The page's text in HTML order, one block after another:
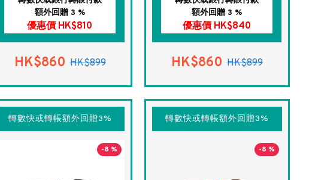
額外回贈 3 %
優惠價 HK$810
HK$860 HK$899
額外回贈 3 %
優惠價 HK$840
HK$860 HK$899
轉數快或轉帳額外回贈3%
-8 %
轉數快或轉帳額外回贈3%
-8 %